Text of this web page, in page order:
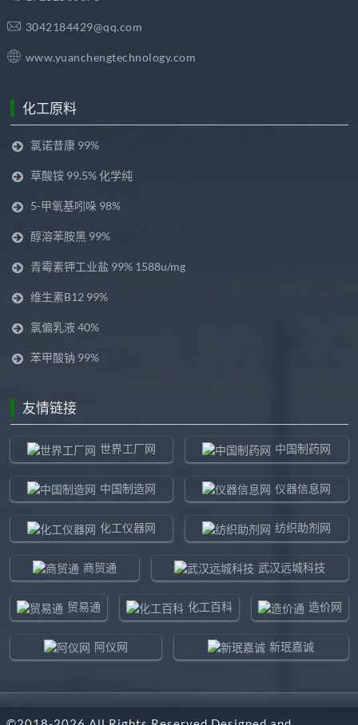
3042184429@qq.com
www.yuanchengtechnology.com
化工原料
氯诺昔康 99%
草酸铵 99.5% 化学纯
5-甲氧基吲哚 98%
醇溶苯胺黑 99%
青霉素钾工业盐 99% 1588u/mg
维生素B12 99%
氯偏乳液 40%
苯甲酸钠 99%
友情链接
世界工厂网 中国制药网
中国制造网 仪器信息网
化工仪器网 纺织助剂网
商贸通 武汉远城科技
贸易通 化工百科 造价网
阿仪网 新珉嘉诚